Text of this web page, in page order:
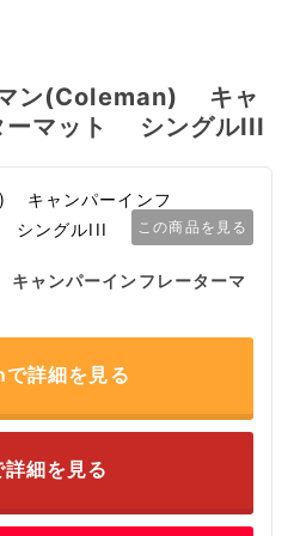
ン(Coleman) キャ
ーマット シングルIII
この商品を見る
ャンパーインフレーターマ
詳細を見る
詳細を見る